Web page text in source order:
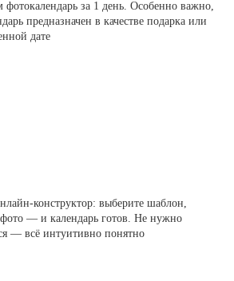
фотокалендарь за 1 день. Особенно важно,
предназначен в качестве подарка или
дате
конструктор: выберите шаблон,
фото — и календарь готов. Не нужно
— всё интуитивно понятно